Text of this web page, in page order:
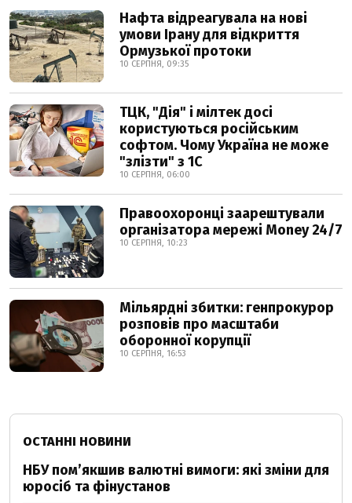
Нафта відреагувала на нові
умови Ірану для відкриття
Ормузької протоки
10 СЕРПНЯ, 09:35
ТЦК, "Дія" і мілтек досі
користуються російським
софтом. Чому Україна не може
"злізти" з 1С
10 СЕРПНЯ, 06:00
Правоохоронці заарештували
організатора мережі Money 24/7
10 СЕРПНЯ, 10:23
Мільярдні збитки: генпрокурор
розповів про масштаби
оборонної корупції
10 СЕРПНЯ, 16:53
ОСТАННІ НОВИНИ
НБУ пом’якшив валютні вимоги: які зміни для
юросіб та фінустанов